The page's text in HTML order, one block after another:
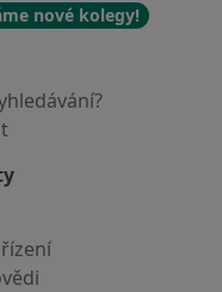
nové kolegy!